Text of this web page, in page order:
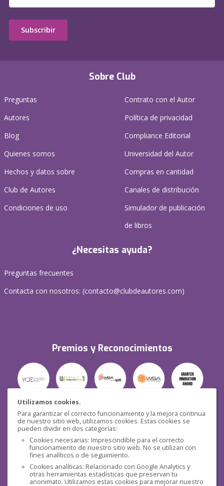
Utilizamos cookies.
Para garantizar el correcto funcionamiento y la mejora continua
de nuestro sitio web, utilizamos cookies. Estas cookies se
pueden dividir en dos categorías:
Cookies necesarias: Imprescindible para el correcto
funcionamiento de nuestro sitio web. No se utilizan con
fines analíticos o de seguimiento.
Cookies analíticas: Relacionado con Google Analytics y
otras herramientas estadísticas que preservan tu
anonimato. Utilizamos estas cookies para mejorar nuestro
Sobre Club
Preguntas
Autores
Blog
Quienes somos
Hechos y datos sobre
Club de Autores
Condiciones de uso
Contrato con el Autor
Política de privacidad
Compliance Editorial
Universidad del Autor
Compras en cantidad
Canales de distribución
Simulador de publicación
de libros
¿Necesitas ayuda?
Preguntas frecuentes
Contacta con nosotros: (contacto@clubdeautores.com)
Premios y Reconocimientos
Seguridad
Redes sociales
Subscribir